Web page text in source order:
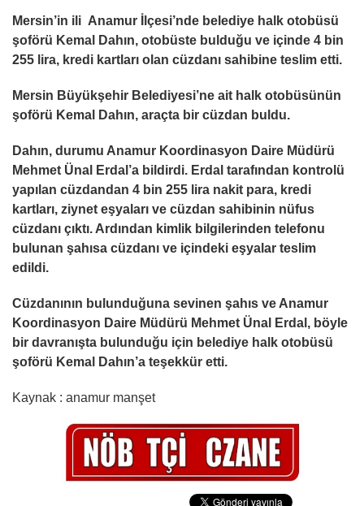
Mersin’in ili Anamur İlçesi’nde belediye halk otobüsü
şoförü Kemal Dahın, otobüste bulduğu ve içinde 4 bin
255 lira, kredi kartları olan cüzdanı sahibine teslim etti.
Mersin Büyükşehir Belediyesi’ne ait halk otobüsünün
şoförü Kemal Dahın, araçta bir cüzdan buldu.
Dahın, durumu Anamur Koordinasyon Daire Müdürü
Mehmet Ünal Erdal’a bildirdi. Erdal tarafından kontrolü
yapılan cüzdandan 4 bin 255 lira nakit para, kredi
kartları, ziynet eşyaları ve cüzdan sahibinin nüfus
cüzdanı çıktı. Ardından kimlik bilgilerinden telefonu
bulunan şahısa cüzdanı ve içindeki eşyalar teslim
edildi.
Cüzdanının bulunduğuna sevinen şahıs ve Anamur
Koordinasyon Daire Müdürü Mehmet Ünal Erdal, böyle
bir davranışta bulunduğu için belediye halk otobüsü
şoförü Kemal Dahın’a teşekkür etti.
Kaynak : anamur manşet